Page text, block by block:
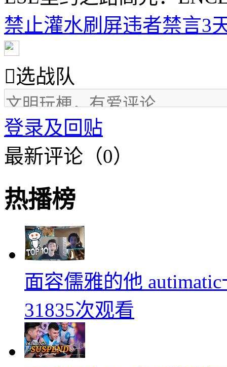
禁止灌水刷屏违者禁言3
选战队
登录及回贴
最新评论（0）
热播榜
面容儒雅的他
31835次观看